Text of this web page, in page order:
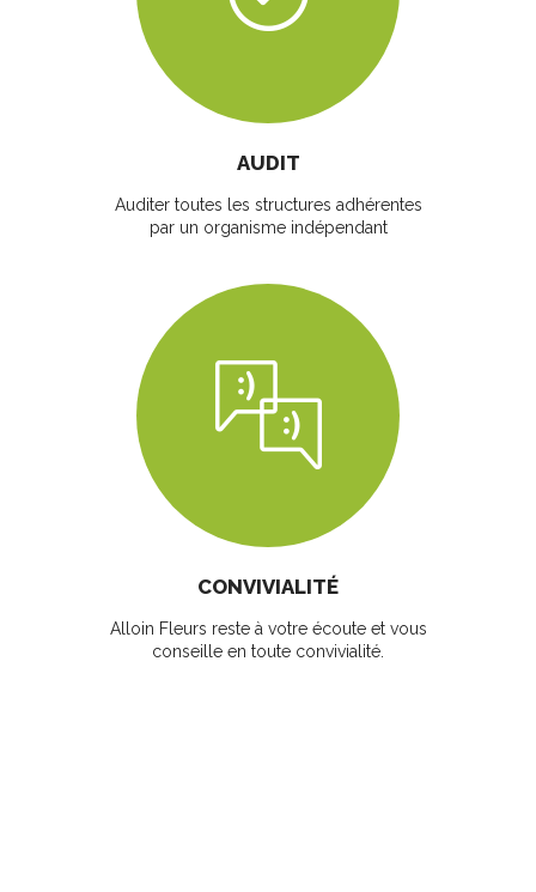
AUDIT
Auditer toutes les structures adhérentes
par un organisme indépendant
CONVIVIALITÉ
Alloin Fleurs reste à votre écoute et vous
conseille en toute convivialité.